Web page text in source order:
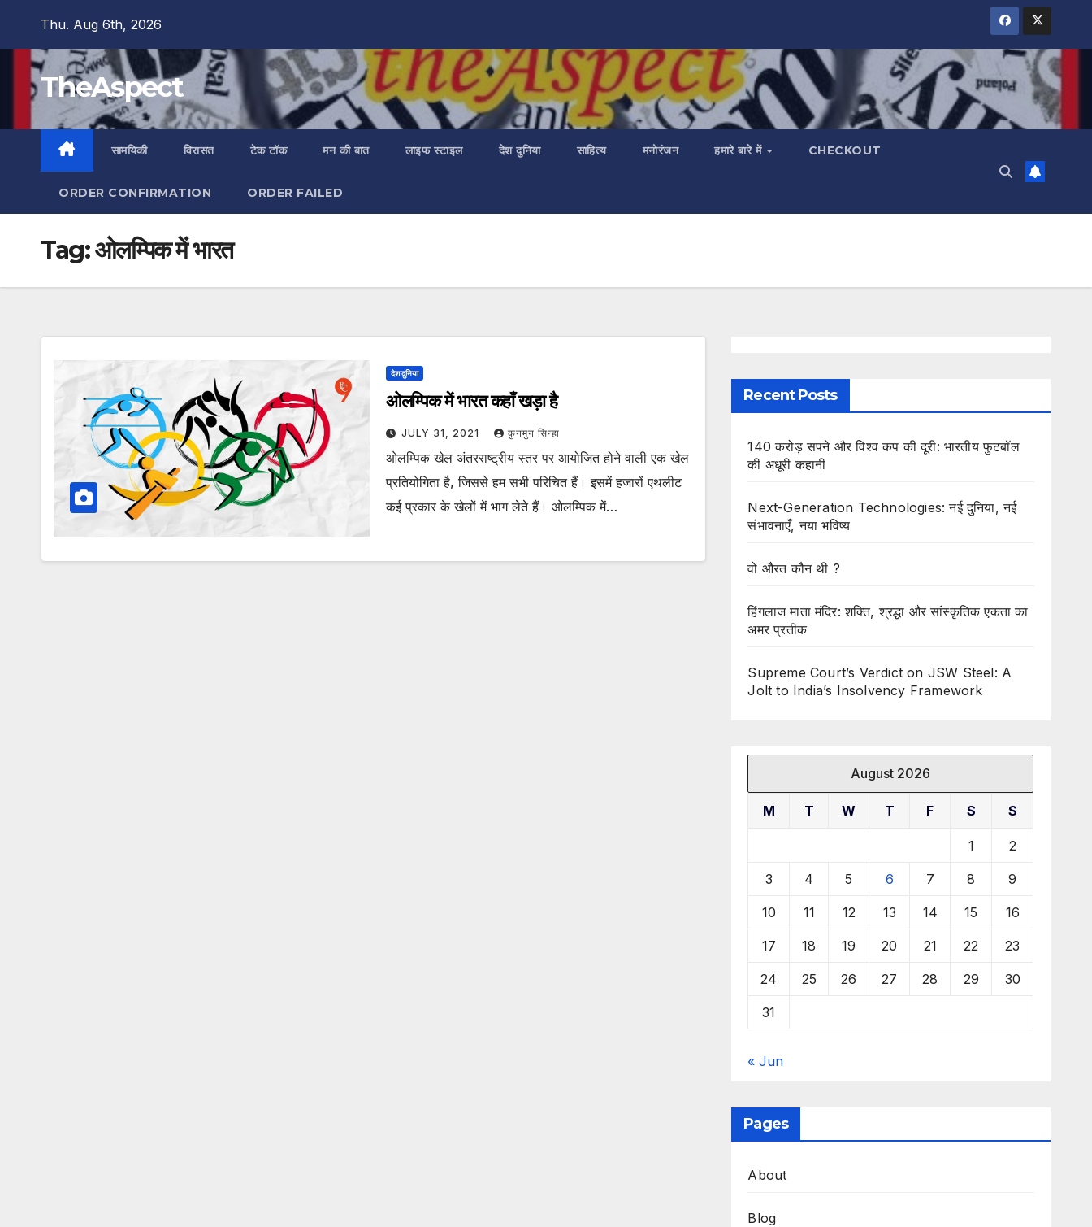
content
Thu. Aug 6th, 2026
TheAspect
सामयिकी विरासत टेक टॉक मन की बात लाइफ स्टाइल देश दुनिया साहित्य मनोरंजन हमारे बारे में CHECKOUT
ORDER CONFIRMATION ORDER FAILED
Tag:ओलम्पिक में भारत
देश दुनिया
ओलम्पिक में भारत कहाँ खड़ा है
JULY 31, 2021 कुनमुन सिन्हा
ओलम्पिक खेल अंतरराष्ट्रीय स्तर पर आयोजित होने वाली एक खेल
प्रतियोगिता है, जिससे हम सभी परिचित हैं। इसमें हजारों एथलीट
कई प्रकार के खेलों में भाग लेते हैं। ओलम्पिक में…
Recent Posts
140 करोड़ सपने और विश्व कप की दूरी: भारतीय फुटबॉल
की अधूरी कहानी
Next-Generation Technologies: नई दुनिया, नई
संभावनाएँ, नया भविष्य
वो औरत कौन थी ?
हिंगलाज माता मंदिर: शक्ति, श्रद्धा और सांस्कृतिक एकता का
अमर प्रतीक
Supreme Court’s Verdict on JSW Steel: A
Jolt to India’s Insolvency Framework
August 2026
M T W T F S S
1 2
3 4 5 6 7 8 9
10 11 12 13 14 15 16
17 18 19 20 21 22 23
24 25 26 27 28 29 30
31
« Jun
Pages
About
Blog